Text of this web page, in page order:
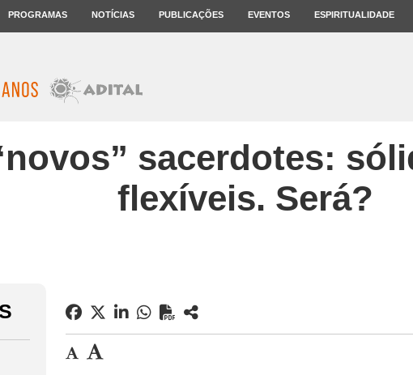
PROGRAMAS NOTÍCIAS PUBLICAÇÕES EVENTOS ESPIRITUALIDADE
sacerdotes:
flexíveis. Será?